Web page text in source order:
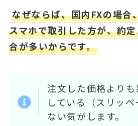
なぜならば、国内FXの場合
スマホで取引した方が、約
合が多いからです。
注文した価格より
している（スリッ
ない気がします。